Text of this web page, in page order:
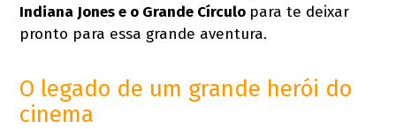
Indiana Jones e o Grande Círculo para te deixar
pronto para essa grande aventura.
O legado de um grande herói do
cinema